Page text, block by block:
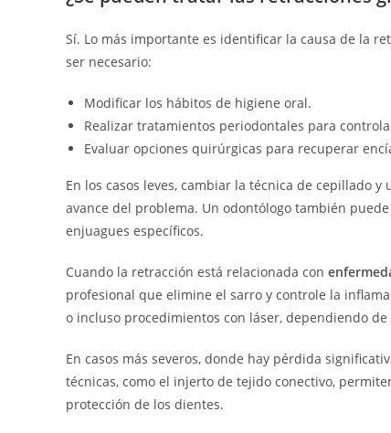
Sí. Lo más importante es identificar la causa de la
ser necesario:
Modificar los hábitos de higiene oral.
Realizar tratamientos periodontales para
Evaluar opciones quirúrgicas para recuperar
En los casos leves, cambiar la técnica de cepillado
avance del problema. Un odontólogo también
enjuagues específicos.
Cuando la retracción está relacionada con
profesional que elimine el sarro y controle la
o incluso procedimientos con láser, dependiendo de
En casos más severos, donde hay pérdida
técnicas, como el injerto de tejido conectivo,
protección de los dientes.